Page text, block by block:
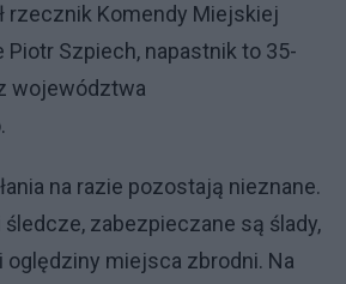
rzecznik Komendy Miejskiej
Piotr Szpiech, napastnik to 35-
województwa
na razie pozostają nieznane.
zabezpieczane są ślady,
oględziny miejsca zbrodni. Na